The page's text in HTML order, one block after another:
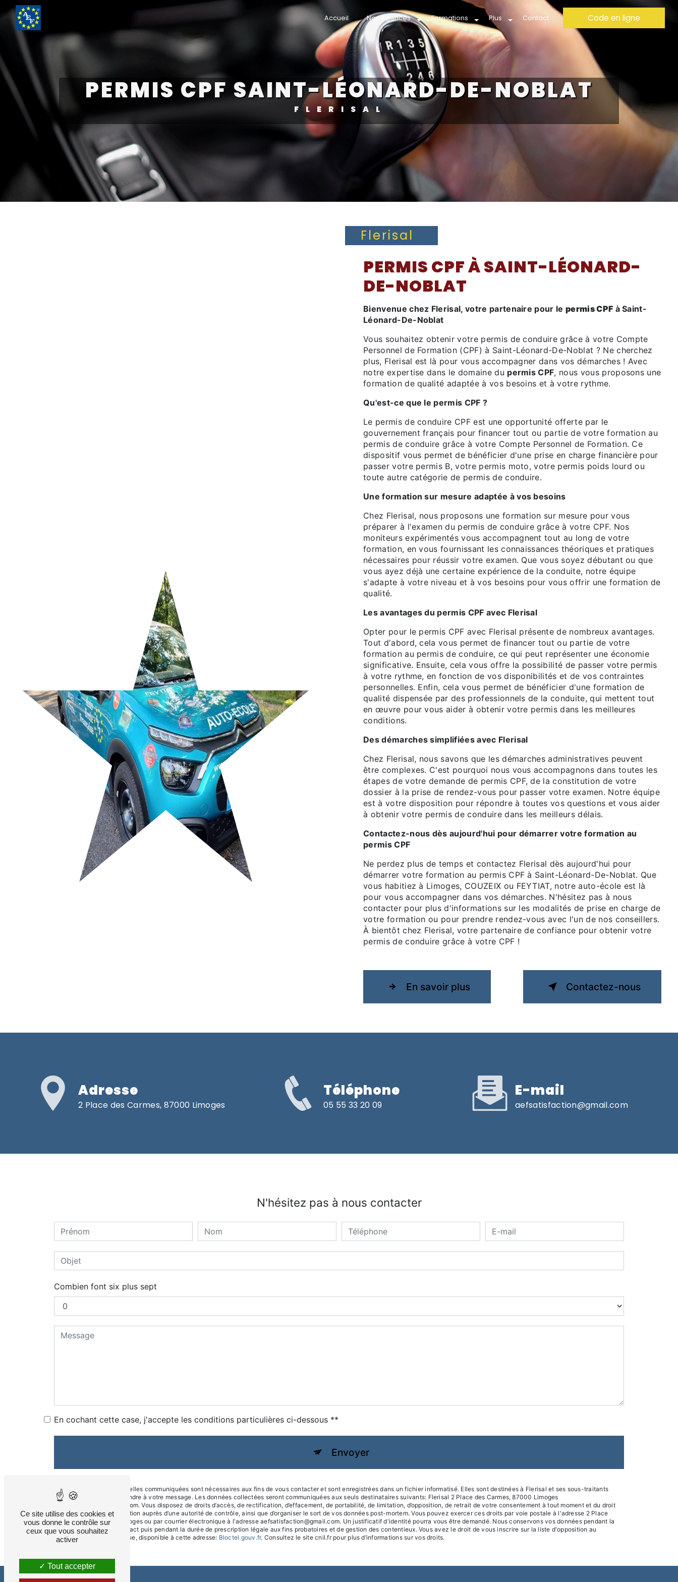
Accueil Nos Agences Formations Plus Contact Code en ligne
PERMIS CPF SAINT-LÉONARD-DE-NOBLAT
FLERISAL
Flerisal
PERMIS CPF À SAINT-LÉONARD-
DE-NOBLAT
Bienvenue chez Flerisal, votre partenaire pour le permis CPF à Saint-
Léonard-De-Noblat
Vous souhaitez obtenir votre permis de conduire grâce à votre Compte
Personnel de Formation (CPF) à Saint-Léonard-De-Noblat ? Ne cherchez
plus, Flerisal est là pour vous accompagner dans vos démarches ! Avec
notre expertise dans le domaine du permis CPF, nous vous proposons une
formation de qualité adaptée à vos besoins et à votre rythme.
Qu'est-ce que le permis CPF ?
Le permis de conduire CPF est une opportunité offerte par le
gouvernement français pour financer tout ou partie de votre formation au
permis de conduire grâce à votre Compte Personnel de Formation. Ce
dispositif vous permet de bénéficier d'une prise en charge financière pour
passer votre permis B, votre permis moto, votre permis poids lourd ou
toute autre catégorie de permis de conduire.
Une formation sur mesure adaptée à vos besoins
Chez Flerisal, nous proposons une formation sur mesure pour vous
préparer à l'examen du permis de conduire grâce à votre CPF. Nos
moniteurs expérimentés vous accompagnent tout au long de votre
formation, en vous fournissant les connaissances théoriques et pratiques
nécessaires pour réussir votre examen. Que vous soyez débutant ou que
vous ayez déjà une certaine expérience de la conduite, notre équipe
s'adapte à votre niveau et à vos besoins pour vous offrir une formation de
qualité.
Les avantages du permis CPF avec Flerisal
Opter pour le permis CPF avec Flerisal présente de nombreux avantages.
Tout d'abord, cela vous permet de financer tout ou partie de votre
formation au permis de conduire, ce qui peut représenter une économie
significative. Ensuite, cela vous offre la possibilité de passer votre permis
à votre rythme, en fonction de vos disponibilités et de vos contraintes
personnelles. Enfin, cela vous permet de bénéficier d'une formation de
qualité dispensée par des professionnels de la conduite, qui mettent tout
en œuvre pour vous aider à obtenir votre permis dans les meilleures
conditions.
Des démarches simplifiées avec Flerisal
Chez Flerisal, nous savons que les démarches administratives peuvent
être complexes. C'est pourquoi nous vous accompagnons dans toutes les
étapes de votre demande de permis CPF, de la constitution de votre
dossier à la prise de rendez-vous pour passer votre examen. Notre équipe
est à votre disposition pour répondre à toutes vos questions et vous aider
à obtenir votre permis de conduire dans les meilleurs délais.
Contactez-nous dès aujourd'hui pour démarrer votre formation au
permis CPF
Ne perdez plus de temps et contactez Flerisal dès aujourd'hui pour
démarrer votre formation au permis CPF à Saint-Léonard-De-Noblat. Que
vous habitiez à Limoges, COUZEIX ou FEYTIAT, notre auto-école est là
pour vous accompagner dans vos démarches. N'hésitez pas à nous
contacter pour plus d'informations sur les modalités de prise en charge de
votre formation ou pour prendre rendez-vous avec l'un de nos conseillers.
À bientôt chez Flerisal, votre partenaire de confiance pour obtenir votre
permis de conduire grâce à votre CPF !
En savoir plus Contactez-nous
Adresse
2 Place des Carmes, 87000 Limoges
Téléphone
05 55 33 20 09
E-mail
aefsatisfaction@gmail.com
N'hésitez pas à nous contacter
Combien font six plus sept
En cochant cette case, j'accepte les conditions particulières ci-dessous **
Envoyer
** Les données personnelles communiquées sont nécessaires aux fins de vous contacter et sont enregistrées dans un fichier informatisé. Elles sont destinées à Flerisal et ses sous-traitants
dans le seul but de répondre à votre message. Les données collectées seront communiquées aux seuls destinataires suivants: Flerisal 2 Place des Carmes, 87000 Limoges
aefsatisfaction@gmail.com. Vous disposez de droits d’accès, de rectification, d’effacement, de portabilité, de limitation, d’opposition, de retrait de votre consentement à tout moment et du droit
d’introduire une réclamation auprès d’une autorité de contrôle, ainsi que d’organiser le sort de vos données post-mortem. Vous pouvez exercer ces droits par voie postale à l'adresse 2 Place
des Carmes, 87000 Limoges ou par courrier électronique à l'adresse aefsatisfaction@gmail.com. Un justificatif d'identité pourra vous être demandé. Nous conservons vos données pendant la
période de prise de contact puis pendant la durée de prescription légale aux fins probatoires et de gestion des contentieux. Vous avez le droit de vous inscrire sur la liste d'opposition au
démarchage téléphonique, disponible à cette adresse: Bloctel.gouv.fr. Consultez le site cnil.fr pour plus d’informations sur vos droits.
Panneau de gestion des cookies
Ce site utilise des cookies et
vous donne le contrôle sur
ceux que vous souhaitez
activer
Tout accepter